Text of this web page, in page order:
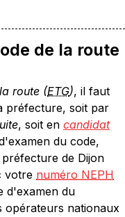
de la route
route (ETG), il faut
préfecture, soit par
, soit en candidat
du code,
de Dijon
votre numéro NEPH
d'examen du
opérateurs nationaux